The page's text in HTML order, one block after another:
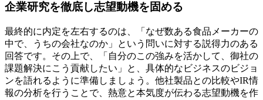
企業研究を徹底し志望動機を固める
最終的に内定を左右するのは、「なぜ数ある食品メーカーの
中で、うちの会社なのか」という問いに対する説得力のある
回答です。その上で、「自分のこの強みを活かして、御社の
課題解決にこう貢献したい」と、具体的なビジネスのビジョ
ンを語れるように準備しましょう。他社製品との比較やIR情
報の分析を行うことで、熱意と本気度が伝わる志望動機を作